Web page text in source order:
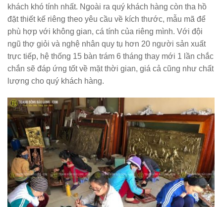
khách khó tính nhất. Ngoài ra quý khách hàng còn tha hồ
đặt thiết kế riêng theo yêu cầu về kích thước, mẫu mã để
phù hợp với không gian, cá tính của riêng mình. Với đội
ngũ thợ giỏi và nghệ nhân quy tụ hơn 20 người sản xuất
trực tiếp, hệ thống 15 bàn trám 6 tháng thay mới 1 lần chắc
chắn sẽ đáp ứng tốt về mặt thời gian, giá cả cũng như chất
lượng cho quý khách hàng.